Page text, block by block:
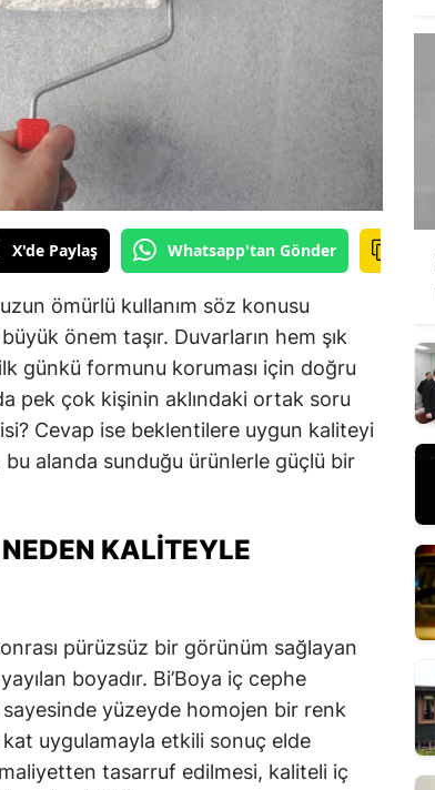
X'de Paylaş Whatsapp'tan Gönder
ömürlü kullanım söz konusu
önem taşır. Duvarların hem şık
günkü formunu koruması için doğru
pek çok kişinin aklındaki ortak soru
Cevap ise beklentilere uygun kaliteyi
alanda sunduğu ürünlerle güçlü bir
KALITEYLE
pürüzsüz bir görünüm sağlayan
boyadır. Bi’Boya iç cephe
yüzeyde homojen bir renk
kat uygulamayla etkili sonuç elde
tasarruf edilmesi, kaliteli iç